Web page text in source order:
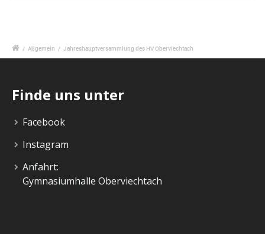
/ Allgemein / Jahreshauptversammlung des HV Oberviechtach
Finde uns unter
Facebook
Instagram
Anfahrt:
Gymnasiumhalle Oberviechtach